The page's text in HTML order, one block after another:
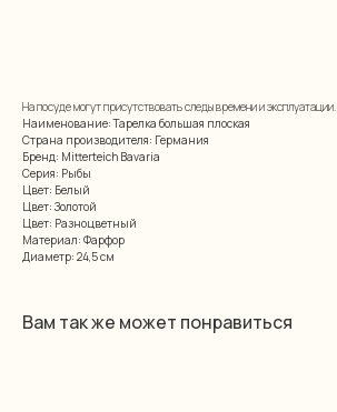
На посуде могут присутствовать следы времени и эксплуатации.
Наименование: Тарелка большая плоская
Страна производителя: Германия
Бренд: Mitterteich Bavaria
Серия: Рыбы
Цвет: Белый
Цвет: Золотой
Цвет: Разноцветный
Материал: Фарфор
Диаметр: 24,5 см
Вам так же может понравиться